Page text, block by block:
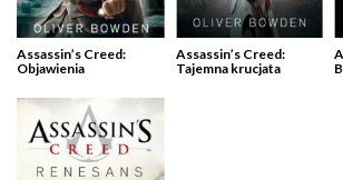
Assassin’s Creed:
Objawienia
Assassin’s Creed:
Tajemna krucjata